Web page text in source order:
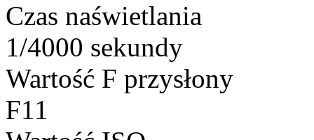
Czas naświetlania
1/4000 sekundy
Wartość F przysłony
F11